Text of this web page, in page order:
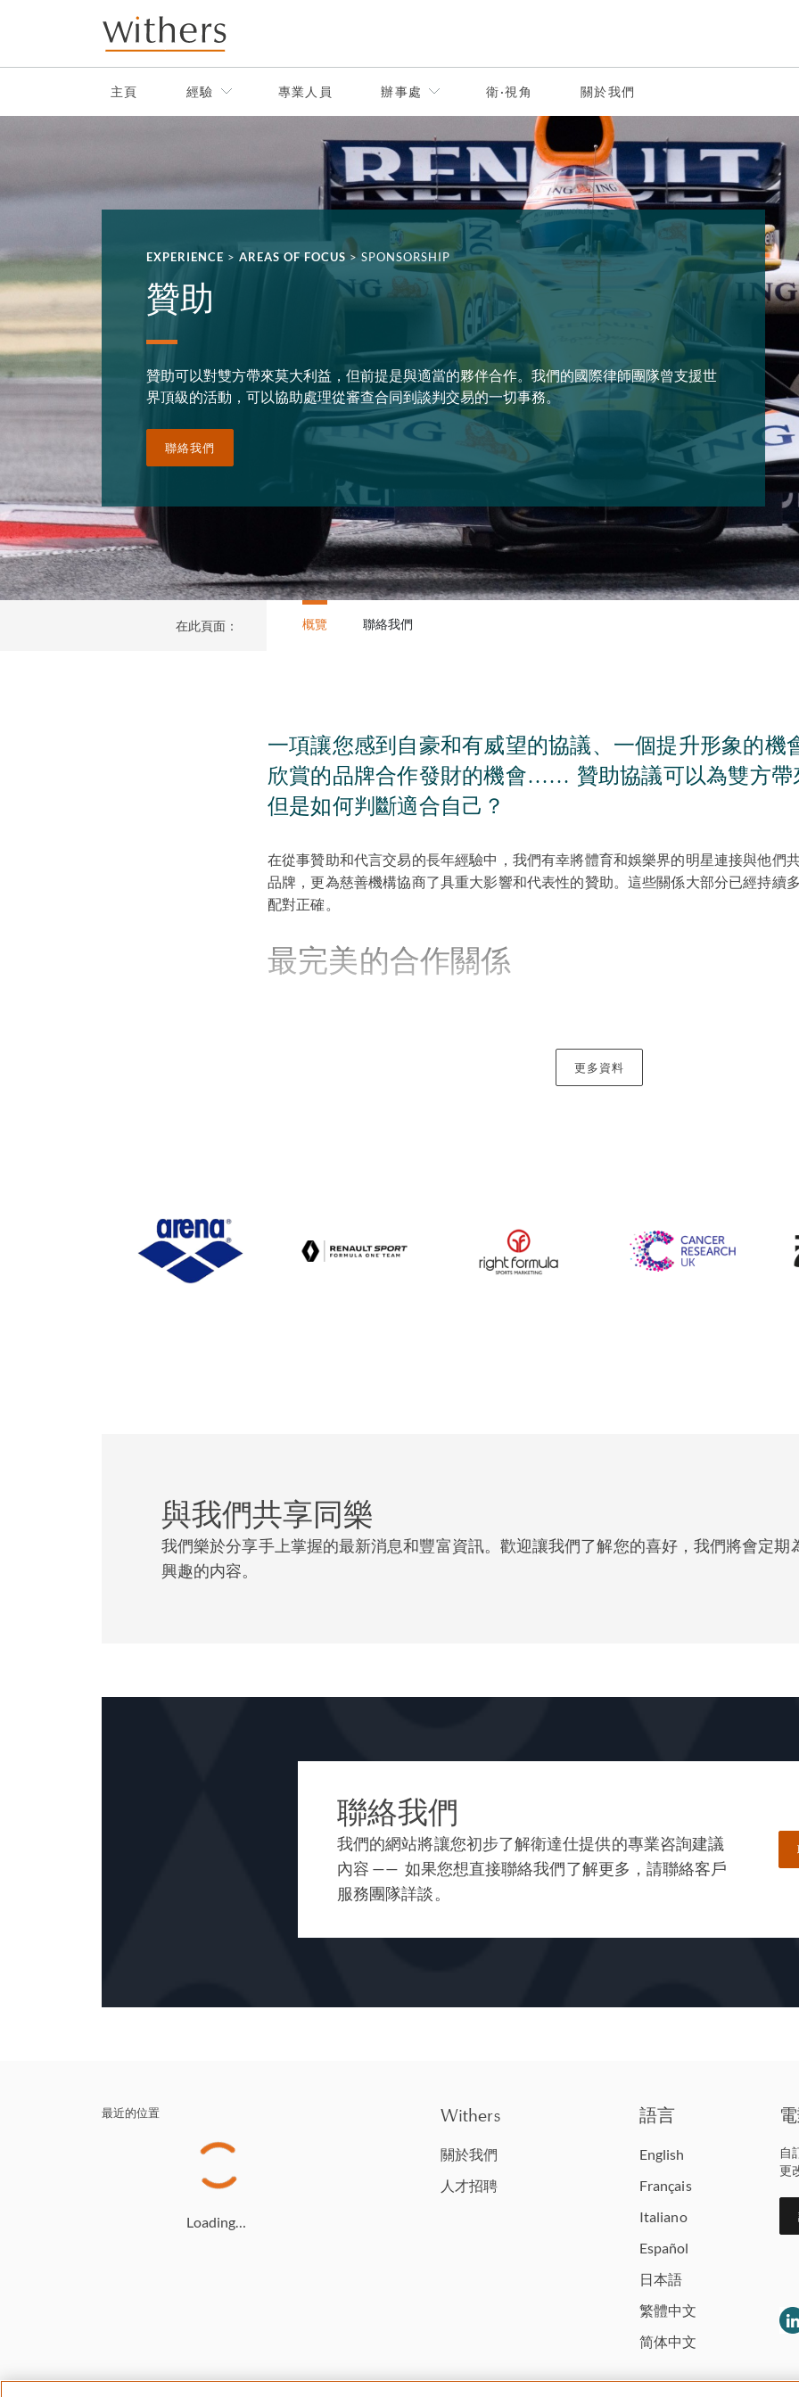
Skip to main content
主頁 經驗 專業人員 辦事處 衛·視角 關於我們
EXPERIENCE > AREAS OF FOCUS > SPONSORSHIP
贊助
贊助可以對雙方帶來莫大利益，但前提是與適當的夥伴合作。我們的國際律師團隊曾支援世
界頂級的活動，可以協助處理從審查合同到談判交易的一切事務。
聯絡我們
在此頁面： 概覽 聯絡我們
一項讓您感到自豪和有威望的協議、一個提升形象的機
欣賞的品牌合作發財的機會…… 贊助協議可以為雙方帶
但是如何判斷適合自己？
在從事贊助和代言交易的長年經驗中，我們有幸將體育和娛樂界的明星連接與他們
品牌，更為慈善機構協商了具重大影響和代表性的贊助。這些關係大部分已經持續
配對正確。
最完美的合作關係
必須符合公司利益；而從體育名人的角度來看，品牌需要向自己的支持者發送正確
到嚴格規定，限制他們可接受的內容以及贊助人的身份。
贊助協議的一個主要好處是不論國籍甚至語言，世界各地的人都可以參與。作為一
更多資料
與我們共享同樂
我們樂於分享手上掌握的最新消息和豐富資訊。歡迎讓我們了解您的喜好，我們將會定期
興趣的内容。
聯絡我們
我們的網站將讓您初步了解衛達仕提供的專業咨詢建議
內容 —— 如果您想直接聯絡我們了解更多，請聯絡客戶
服務團隊詳談。
最近的位置
Loading…
Withers
關於我們
人才招聘
語言
English
Français
Italiano
Español
日本語
繁體中文
简体中文
自
更